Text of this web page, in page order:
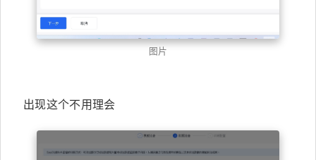
图片
出现这个不用理会